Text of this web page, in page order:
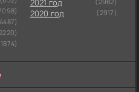
2021 год
2020 год (2917)